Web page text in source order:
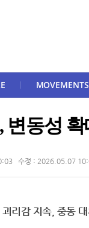
MOVEMENTS
변동성 확
수정 : 2026.05.07
리감 지속, 중동